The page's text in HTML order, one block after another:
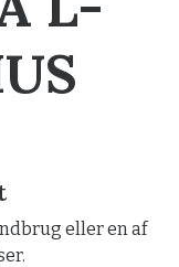
eller en af